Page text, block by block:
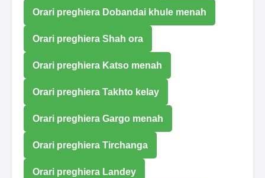
Orari preghiera Dobandai khule menah
Orari preghiera Shah ora
Orari preghiera Katso menah
Orari preghiera Takhto kelay
Orari preghiera Gargo menah
Orari preghiera Tirchanga
Orari preghiera Landey